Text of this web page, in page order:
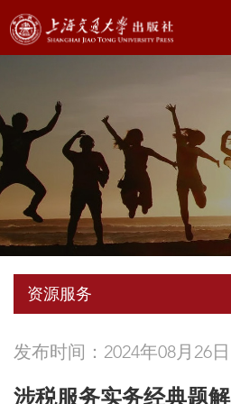
资源服务
发布时间：2024年08月26日
涉税服务实务经典题解